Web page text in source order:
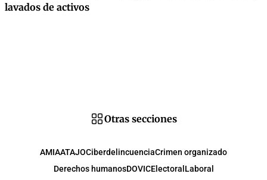
lavados de activos
Otras secciones
AMIAATAJOCiberdelincuenciaCrimen organizado
Derechos humanosDOVICElectoral Laboral